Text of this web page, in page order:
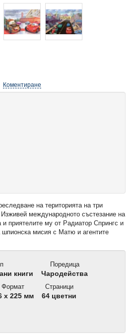
Коментиране
на територията на три
международното състезание на
и приятелите му от Радиатор Спрингс и
шпионска мисия с Матю и агентите
книги
Поредица
Чародейства
Формат
x 225 мм
Страници
64 цветни